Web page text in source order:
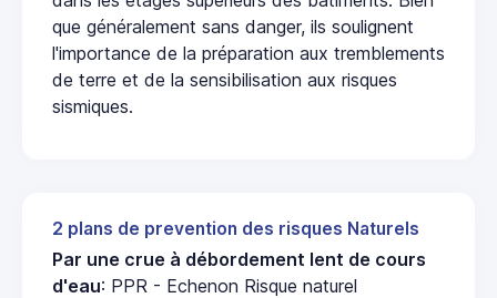
que généralement sans danger, ils soulignent
l'importance de la préparation aux tremblements
de terre et de la sensibilisation aux risques
sismiques.
2 plans de prevention des risques Naturels
Par une crue à débordement lent de cours
d'eau: PPR - Echenon Risque naturel